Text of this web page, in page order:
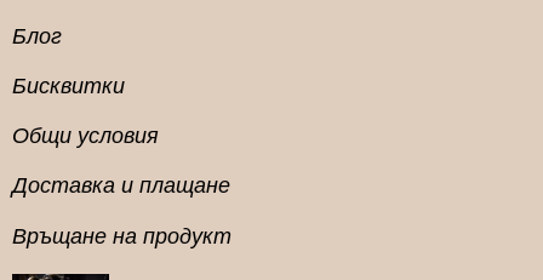
Блог
Бисквитки
Общи условия
Доставка и плащане
Връщане на продукт